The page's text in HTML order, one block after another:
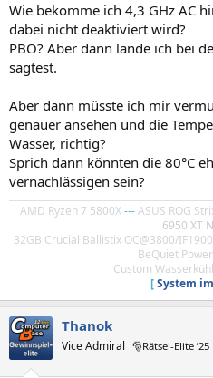
Wie bekomme ich 4,3 GHz AC
dabei nicht deaktiviert wird?
PBO? Aber dann lande ich bei
sagtest.
Aber dann müsste ich mir
genauer ansehen und die
Wasser, richtig?
Sprich dann könnten die 80°C
vernachlässigen sein?
AMD Ryzen 7 5800X --- ASUS ROG
6950 XT
32GB Crucial Ballistix OC@3800/
BeQuiet
Custom
[System
Thanok
Vice Admiral 🎅Rätsel-Elite ’25